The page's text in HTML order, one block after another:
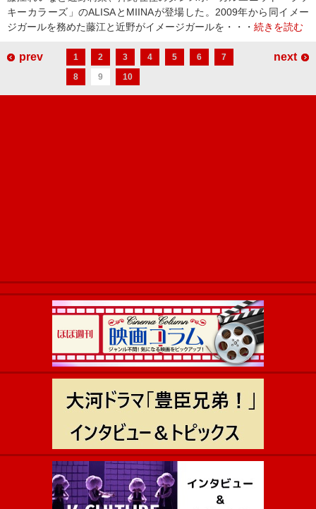
キーカラーズ」のALISAとMIINAが登場した。2009年から同イメー
ジガールを務めた藤江と近野がイメージガールを・・・ 続きを読む
prev 1 2 3 4 5 6
7
8
9 10
next